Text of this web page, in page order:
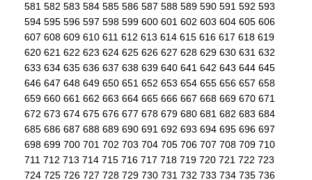
581 582 583 584 585 586 587 588 589 590 591 592 593
594 595 596 597 598 599 600 601 602 603 604 605 606
607 608 609 610 611 612 613 614 615 616 617 618 619
620 621 622 623 624 625 626 627 628 629 630 631 632
633 634 635 636 637 638 639 640 641 642 643 644 645
646 647 648 649 650 651 652 653 654 655 656 657 658
659 660 661 662 663 664 665 666 667 668 669 670 671
672 673 674 675 676 677 678 679 680 681 682 683 684
685 686 687 688 689 690 691 692 693 694 695 696 697
698 699 700 701 702 703 704 705 706 707 708 709 710
711 712 713 714 715 716 717 718 719 720 721 722 723
724 725 726 727 728 729 730 731 732 733 734 735 736